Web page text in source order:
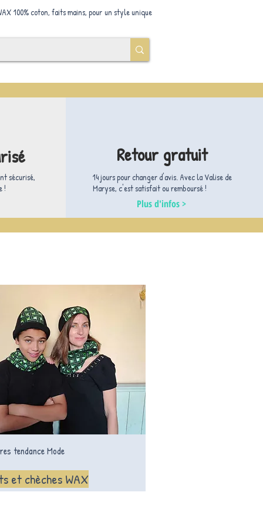
100% coton, faits mains, pour un style unique
sécurisé,
!
Retour gratuit
14 jours pour changer d'avis. ​Avec la Valise de
Maryse, c'est satisfait ou remboursé !
Plus d'infos >
tendance Mode
et chèches WAX